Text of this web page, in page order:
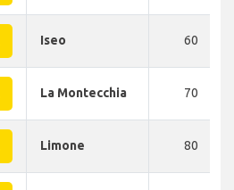
Iseo 60
La Montecchia 70
Limone 80